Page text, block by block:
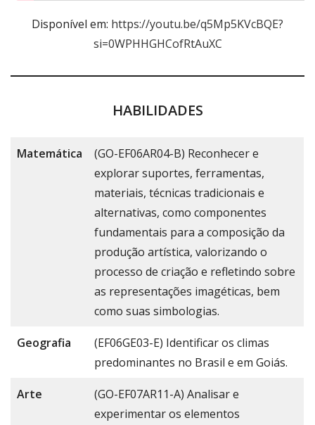
Disponível em: https://youtu.be/q5Mp5KVcBQE?
si=0WPHHGHCofRtAuXC
HABILIDADES
Matemática
(GO-EF06AR04-B) Reconhecer e
explorar suportes, ferramentas,
materiais, técnicas tradicionais e
alternativas, como componentes
fundamentais para a composição da
produção artística, valorizando o
processo de criação e refletindo sobre
as representações imagéticas, bem
como suas simbologias.
Geografia
(EF06GE03-E) Identificar os climas
predominantes no Brasil e em Goiás.
Arte
(GO-EF07AR11-A) Analisar e
experimentar os elementos